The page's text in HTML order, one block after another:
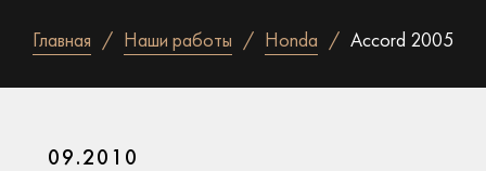
Главная Наши работы Honda Accord 2005
09.2010